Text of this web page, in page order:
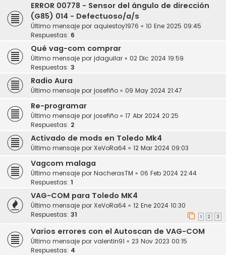
ERROR 00778 - Sensor del ángulo de dirección
(G85) 014 - Defectuoso/a/s
Último mensaje por aquiestoy1976 « 10 Ene 2025 09:45
Respuestas: 6
Qué vag-com comprar
Último mensaje por jdaguilar « 02 Dic 2024 19:59
Respuestas: 3
Radio Aura
Último mensaje por josefiño « 09 May 2024 21:47
Re-programar
Último mensaje por josefiño « 17 Abr 2024 20:25
Respuestas: 2
Activado de mods en Toledo Mk4
Último mensaje por XeVoRa64 « 12 Mar 2024 09:03
Vagcom malaga
Último mensaje por NacherasTM « 06 Feb 2024 22:44
Respuestas: 1
VAG-COM para Toledo MK4
Último mensaje por XeVoRa64 « 12 Ene 2024 10:30
Respuestas: 31 1 2 3
Varios errores con el Autoscan de VAG-COM
Último mensaje por valentin91 « 23 Nov 2023 00:15
Respuestas: 4